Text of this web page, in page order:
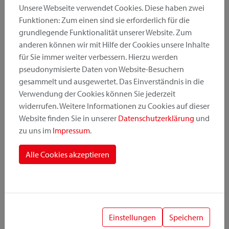
Produktkategorie
Montageposition
Befestigungssystem
Unsere Webseite verwendet Cookies. Diese haben zwei
Funktionen: Zum einen sind sie erforderlich für die
grundlegende Funktionalität unserer Website. Zum
anderen können wir mit Hilfe der Cookies unsere Inhalte
für Sie immer weiter verbessern. Hierzu werden
pseudonymisierte Daten von Website-Besuchern
gesammelt und ausgewertet. Das Einverständnis in die
Verwendung der Cookies können Sie jederzeit
widerrufen. Weitere Informationen zu Cookies auf dieser
Website finden Sie in unserer Datenschutzerklärung und
zu uns im Impressum.
Alle Cookies akzeptieren
Einstellungen Speichern